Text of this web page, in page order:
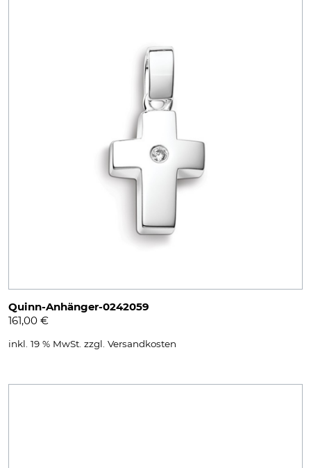
Quinn-Anhänger-0242059
161,00 €
inkl. 19 % MwSt. zzgl. Versandkosten